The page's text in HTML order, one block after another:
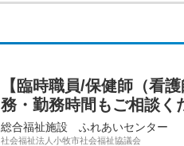
【臨時職員/保健師（看
務・勤務時間もご相談く
総合福祉施設 ふれあいセンター
社会福祉法人小牧市社会福祉協議会